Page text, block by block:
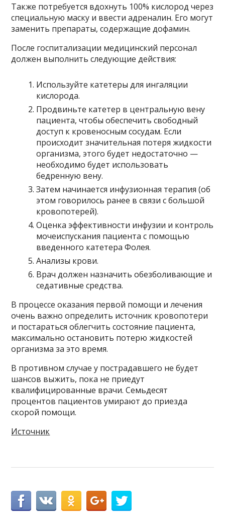
Также потребуется вдохнуть 100% кислород через
специальную маску и ввести адреналин. Его могут
заменить препараты, содержащие дофамин.
После госпитализации медицинский персонал
должен выполнить следующие действия:
Используйте катетеры для ингаляции
кислорода.
Продвиньте катетер в центральную вену
пациента, чтобы обеспечить свободный
доступ к кровеносным сосудам. Если
происходит значительная потеря жидкости
организма, этого будет недостаточно —
необходимо будет использовать
бедренную вену.
Затем начинается инфузионная терапия (об
этом говорилось ранее в связи с большой
кровопотерей).
Оценка эффективности инфузии и контроль
мочеиспускания пациента с помощью
введенного катетера Фолея.
Анализы крови.
Врач должен назначить обезболивающие и
седативные средства.
В процессе оказания первой помощи и лечения
очень важно определить источник кровопотери
и постараться облегчить состояние пациента,
максимально остановить потерю жидкостей
организма за это время.
В противном случае у пострадавшего не будет
шансов выжить, пока не приедут
квалифицированные врачи. Семьдесят
процентов пациентов умирают до приезда
скорой помощи.
Источник